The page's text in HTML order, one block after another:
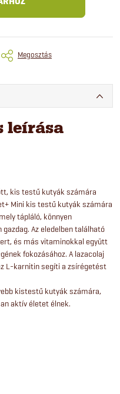
Megosztás
leírása
kis testű kutyák számára
Mini kis testű kutyák számára
tápláló, könnyen
Az eledelben található
és más vitaminokkal együtt
fokozásához. A lazacolaj
L-karnitin segíti a zsírégetést
kistestű kutyák számára,
aktív életet élnek.